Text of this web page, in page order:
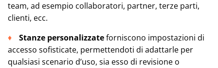
team, ad esempio collaboratori, partner, terze parti,
clienti, ecc.
Stanze personalizzateforniscono impostazioni di
accesso sofisticate, permettendoti di adattarle per
qualsiasi scenario d’uso, sia esso di revisione o